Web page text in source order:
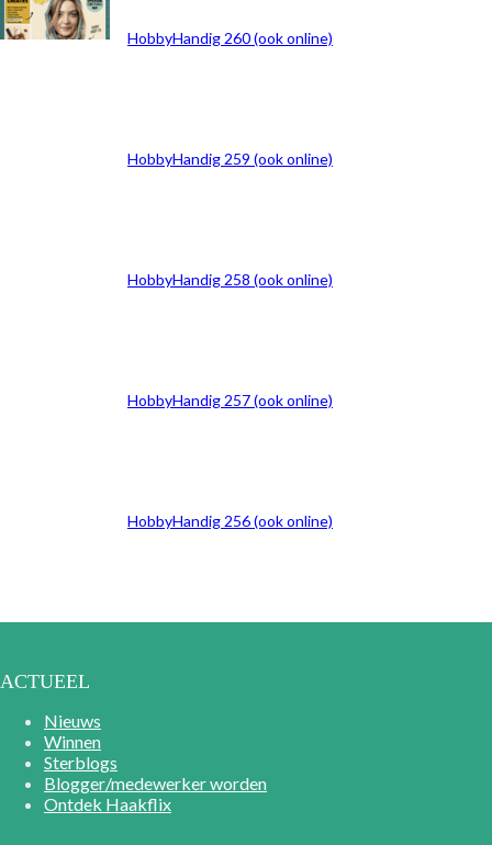
HobbyHandig 260 (ook online)
HobbyHandig 259 (ook online)
HobbyHandig 258 (ook online)
HobbyHandig 257 (ook online)
HobbyHandig 256 (ook online)
ACTUEEL
Nieuws
Winnen
Sterblogs
Blogger/medewerker worden
Ontdek Haakflix